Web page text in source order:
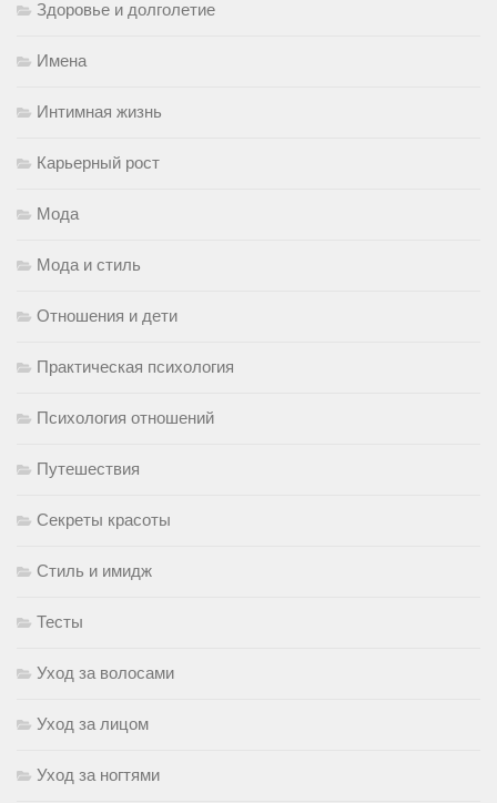
Здоровье и долголетие
Имена
Интимная жизнь
Карьерный рост
Мода
Мода и стиль
Отношения и дети
Практическая психология
Психология отношений
Путешествия
Секреты красоты
Стиль и имидж
Тесты
Уход за волосами
Уход за лицом
Уход за ногтями